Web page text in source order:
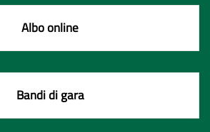
Albo online
Bandi di gara